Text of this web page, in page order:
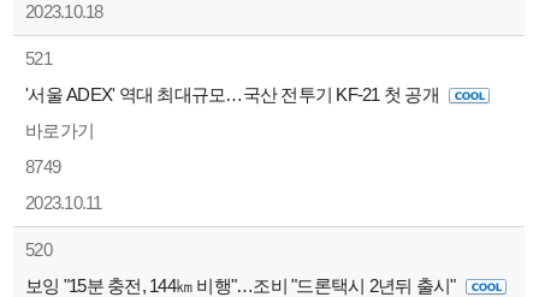
2023.10.18
521
'서울 ADEX' 역대 최대규모…국산 전투기 KF-21 첫 공개
바로가기
8749
2023.10.11
520
보잉 "15분 충전, 144㎞ 비행"…조비 "드론택시 2년뒤 출시"